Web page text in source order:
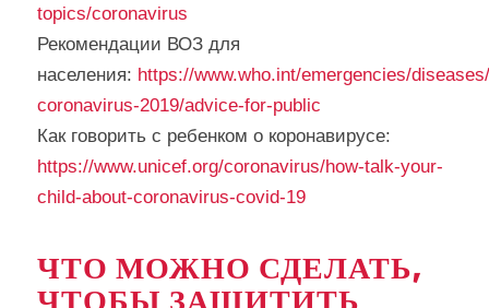
topics/coronavirus
Рекомендации ВОЗ для
населения: https://www.who.int/emergencies/
coronavirus-2019/advice-for-public
Как говорить с ребенком о коронавирусе:
https://www.unicef.org/coronavirus/how-talk-your-
child-about-coronavirus-covid-19
ЧТО МОЖНО СДЕЛАТЬ,
ЧТОБЫ ЗАЩИТИТЬ